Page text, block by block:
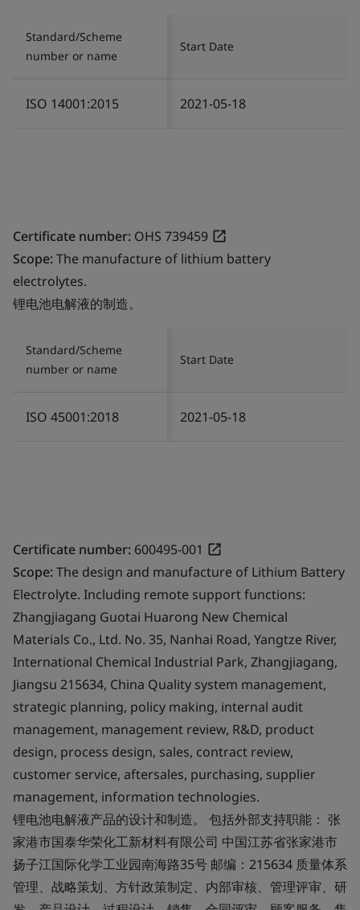
Standard/Scheme
number or name
Start Date
ISO 14001:2015 2021-05-18
Certificate number: OHS 739459
Scope:The manufacture of lithium battery
electrolytes.
锂电池电解液的制造。
Standard/Scheme
number or name
Start Date
ISO 45001:2018 2021-05-18
Certificate number: 600495-001
Scope:The design and manufacture of Lithium Battery
Electrolyte. Including remote support functions:
Zhangjiagang Guotai Huarong New Chemical
Materials Co., Ltd. No. 35, Nanhai Road, Yangtze River,
International Chemical Industrial Park, Zhangjiagang,
Jiangsu 215634, China Quality system management,
strategic planning, policy making, internal audit
management, management review, R&D, product
design, process design, sales, contract review,
customer service, aftersales, purchasing, supplier
management, information technologies.
锂电池电解液产品的设计和制造。 包括外部支持职能： 张
家港市国泰华荣化工新材料有限公司 中国江苏省张家港市
扬子江国际化学工业园南海路35号 邮编：215634 质量体系
管理、战略策划、方针政策制定、内部审核、管理评审、研